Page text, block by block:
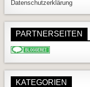
Datenschutzerklärung
PARTNERSEITEN
KATEGORIEN